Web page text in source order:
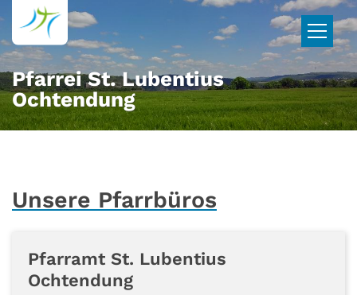
Zum Inhalt springen
Pfarrei St. Lubentius
Ochtendung
Unsere Pfarrbüros
Pfarramt St. Lubentius
Ochtendung